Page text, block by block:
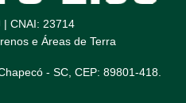
| CNAI: 23714
e Áreas de Terra
- SC, CEP: 89801-418.